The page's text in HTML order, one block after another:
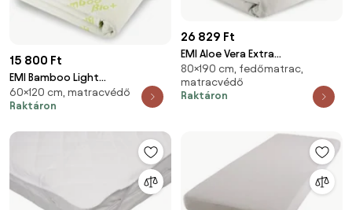
15 800 Ft
EMI Bamboo Light
matrachuzat, 60x120 5 cm
60×120 cm, matracvédő
Raktáron
26 829 Ft
EMI Aloe Vera Extra
matrachuzat, 80x190 10 cm
80×190 cm, fedőmatrac,
matracvédő
Raktáron